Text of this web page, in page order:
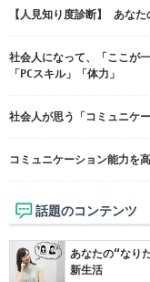
【人見知り度診断】 あな
社会人になって、「ここが
「PCスキル」「体力」
社会人が思う「コミュニケ
コミュニケーション能力を
話題のコンテンツ
あなたの“なり
新生活